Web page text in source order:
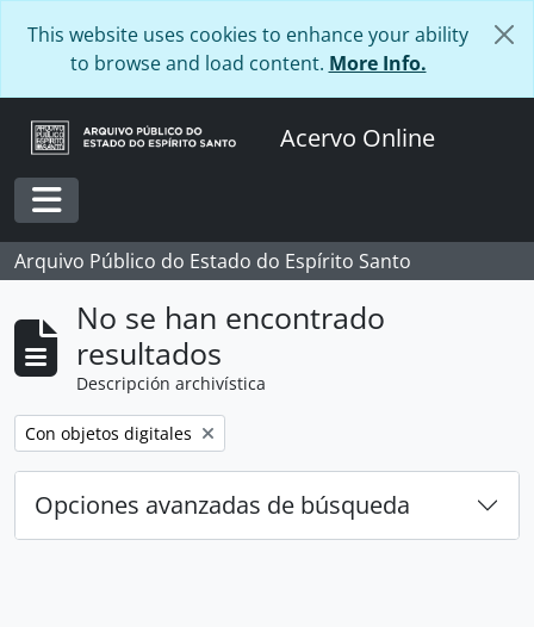
This website uses cookies to enhance your ability
to browse and load content. More Info.
Acervo Online
Toggle navigation
Arquivo Público do Estado do Espírito Santo
No se han encontrado
resultados
Descripción archivística
Remove filter:
Con objetos digitales
Opciones avanzadas de búsqueda